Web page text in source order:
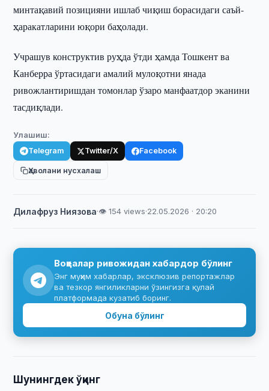
минтақавий позицияни ишлаб чиқиш борасидаги саъй-
ҳаракатларини юқори баҳолади.
Учрашув конструктив руҳда ўтди ҳамда Тошкент ва
Канберра ўртасидаги амалий мулоқотни янада
ривожлантиришдан томонлар ўзаро манфаатдор эканини
тасдиқлади.
Улашиш:
Telegram Twitter/X Facebook
Ҳаволани нусхалаш
Дилафруз Ниязова·👁 154 views·22.05.2026 · 20:20
Воқеалар ривожидан хабардор бўлинг
Энг муҳим хабарлар, эксклюзив репортажлар
ва тезкор янгиликларни ўзингизга қулай
платформада кузатиб боринг.
Обуна бўлинг
Шунингдек ўқинг